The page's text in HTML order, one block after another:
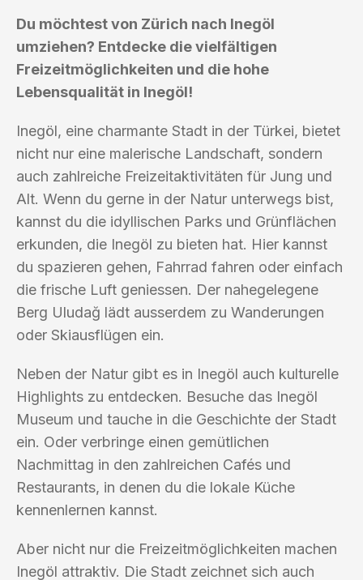
Du möchtest von Zürich nach Inegöl
umziehen? Entdecke die vielfältigen
Freizeitmöglichkeiten und die hohe
Lebensqualität in Inegöl!
Inegöl, eine charmante Stadt in der Türkei, bietet
nicht nur eine malerische Landschaft, sondern
auch zahlreiche Freizeitaktivitäten für Jung und
Alt. Wenn du gerne in der Natur unterwegs bist,
kannst du die idyllischen Parks und Grünflächen
erkunden, die Inegöl zu bieten hat. Hier kannst
du spazieren gehen, Fahrrad fahren oder einfach
die frische Luft geniessen. Der nahegelegene
Berg Uludağ lädt ausserdem zu Wanderungen
oder Skiausflügen ein.
Neben der Natur gibt es in Inegöl auch kulturelle
Highlights zu entdecken. Besuche das Inegöl
Museum und tauche in die Geschichte der Stadt
ein. Oder verbringe einen gemütlichen
Nachmittag in den zahlreichen Cafés und
Restaurants, in denen du die lokale Küche
kennenlernen kannst.
Aber nicht nur die Freizeitmöglichkeiten machen
Inegöl attraktiv. Die Stadt zeichnet sich auch